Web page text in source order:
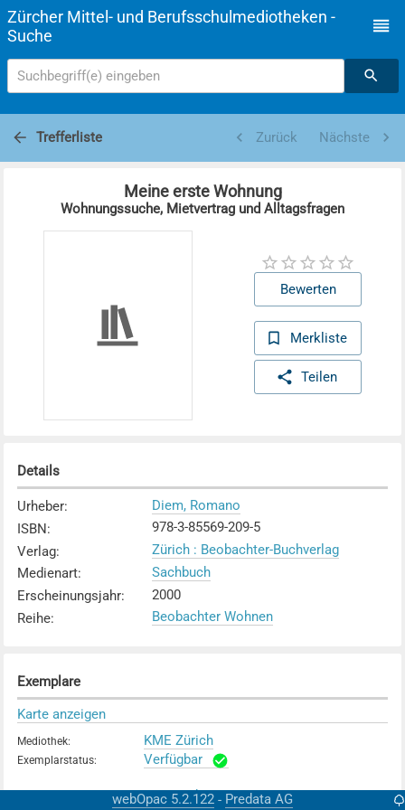
Zürcher Mittel- und Berufsschulmediotheken -
Suche
Suchbegriff(e) eingeben
Trefferliste Zurück Nächste
Meine erste Wohnung
Wohnungssuche, Mietvertrag und Alltagsfragen
Bewerten
Merkliste
Teilen
Details
Urheber:
Diem, Romano
ISBN:
978-3-85569-209-5
Verlag:
Zürich : Beobachter-Buchverlag
Medienart:
Sachbuch
Erscheinungsjahr:
2000
Reihe: Beobachter Wohnen
Exemplare
Karte anzeigen
Mediothek: KME Zürich
Exemplarstatus: Verfügbar
KV Zürich
webOpac 5.2.122 - Predata AG